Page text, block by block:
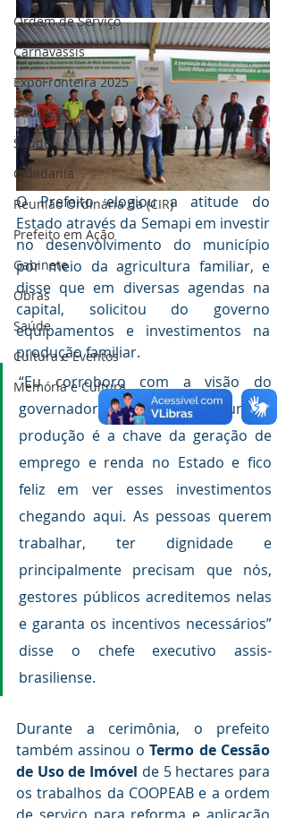
Ordem de Serviço
Carnavassis
ExpoFronteira 2025
Educação
Saúde
Cidadania
Reunião Ordinária da (CIR)
Prefeito em Ação
Gabinete
Obras
Saúde
Cultura e Eventos
Memória e Cultura
O Prefeito elogiou a atitude do
Estado através da Semapi em investir
no desenvolvimento do município
por meio da agricultura familiar, e
disse que em diversas agendas na
capital, solicitou do governo
equipamentos e investimentos na
produção familiar.
“Eu corroboro com a visão do
governador, que a agricultura e
produção é a chave da geração de
emprego e renda no Estado e fico
feliz em ver esses investimentos
chegando aqui. As pessoas querem
trabalhar, ter dignidade e
principalmente precisam que nós,
gestores públicos acreditemos nelas
e garanta os incentivos necessários”
disse o chefe executivo assis-
brasiliense.
Durante a cerimônia, o prefeito
também assinou o Termo de Cessão
de Uso de Imóvel de 5 hectares para
os trabalhos da COOPEAB e a ordem